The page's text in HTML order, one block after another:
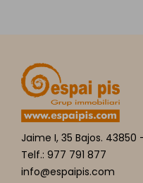
Jaime I, 35 Bajos.
Telf.: 977 791 877
info@espaipis.com